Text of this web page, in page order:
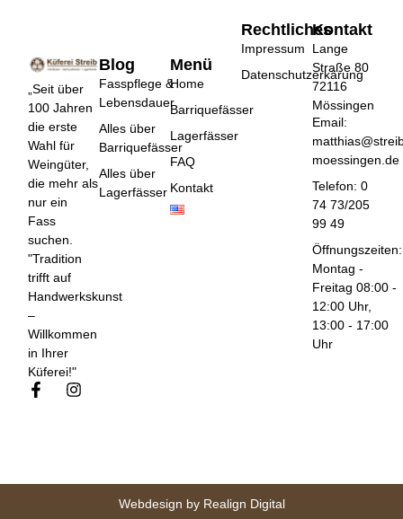
„Seit über
100 Jahren
die erste
Wahl für
Weingüter,
die mehr als
nur ein
Fass
suchen.
"Tradition
trifft auf
Handwerkskunst
–
Willkommen
in Ihrer
Küferei!"
Rechtliches
Impressum
Datenschutzerkärung
Menü
Home
Barriquefässer
Lagerfässer
FAQ
Kontakt
Blog
Fasspflege &
Lebensdauer
Alles über
Barriquefässer
Alles über
Lagerfässer
Kontakt
Lange
Straße 80
72116
Mössingen
Email:
moessingen.de
Telefon: 0
74 73/205
99 49
Öffnungszeiten:
Montag -
Freitag 08:00 -
12:00 Uhr,
13:00 - 17:00
Uhr
Webdesign by Realign Digital